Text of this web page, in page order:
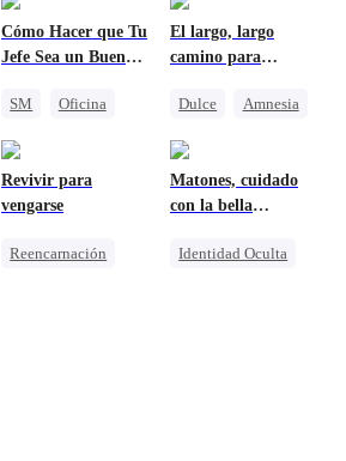
Cómo Hacer que Tu
Jefe Sea un Buen
SM
Oficina
El largo, largo
camino para
Dulce
Amnesia
Revivir para
vengarse
Reencarnación
Matones, cuidado
con la bella
Identidad Oculta